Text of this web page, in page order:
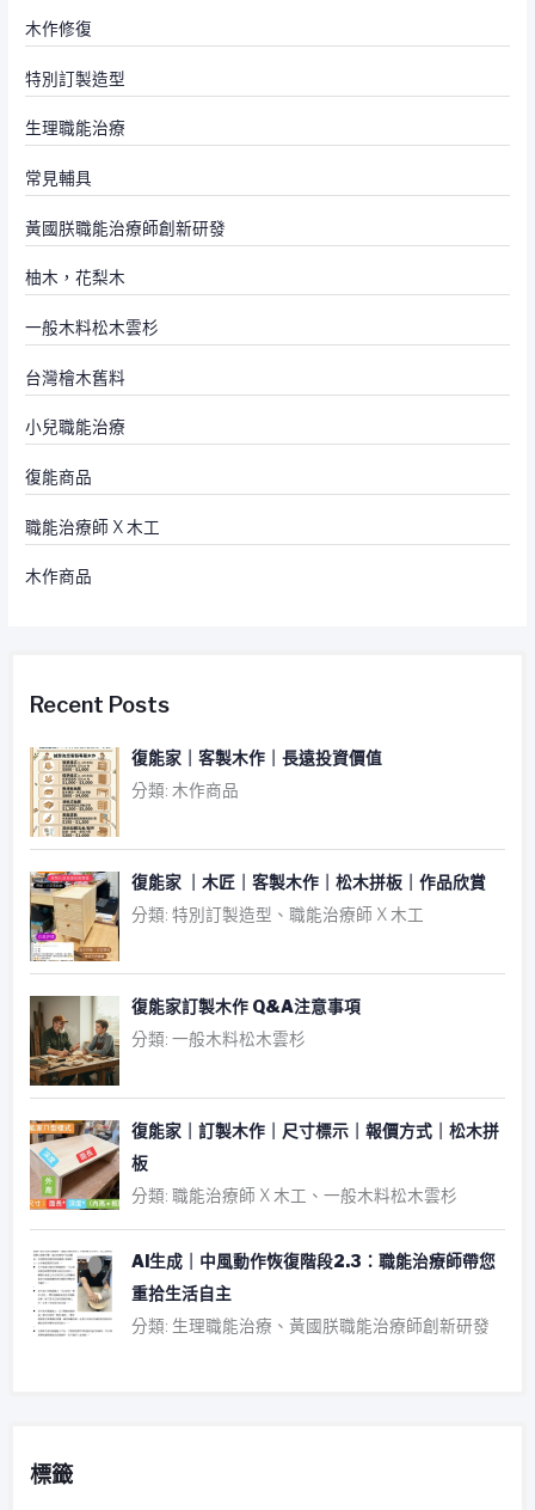
木作修復
特別訂製造型
生理職能治療
常見輔具
黃國朕職能治療師創新研發
柚木，花梨木
一般木料松木雲杉
台灣檜木舊料
小兒職能治療
復能商品
職能治療師 X 木工
木作商品
Recent Posts
復能家｜客製木作｜長遠投資價值
分類: 木作商品
復能家 ｜木匠｜客製木作｜松木拼板｜作品欣賞
分類: 特別訂製造型、職能治療師 X 木工
復能家訂製木作 Q&A注意事項
分類: 一般木料松木雲杉
復能家｜訂製木作｜尺寸標示｜報價方式｜松木拼
板
分類: 職能治療師 X 木工、一般木料松木雲杉
AI生成｜中風動作恢復階段2.3：職能治療師帶您
重拾生活自主
分類: 生理職能治療、黃國朕職能治療師創新研發
標籤